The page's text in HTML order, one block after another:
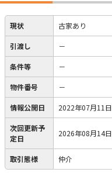
現状 古家あり
引渡し －
条件等 －
物件番号 －
情報公開日 2022年07月11日
次回更新予
定日
2026年08月14日
取引態様 仲介